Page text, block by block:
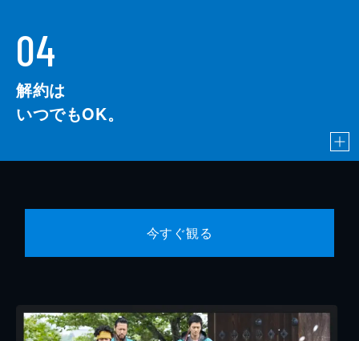
04
解約は
いつでもOK。
今すぐ観る